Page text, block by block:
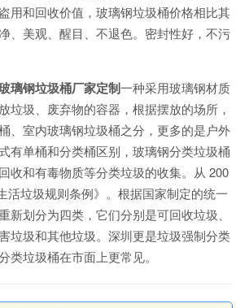
用和回收价值，玻璃钢垃圾桶价格相比其
、美观、醒目、不退色。密封性好，不污
璃钢垃圾桶厂家定制一种采用玻璃钢材质
垃圾、废弃物的容器，根据摆放的场所，
、室内玻璃钢垃圾桶之分，更多的是户外
有单桶和分类桶区别，玻璃钢分类垃圾桶
收和有毒物质等分类垃圾的收集。从 200
活垃圾规则条例》。根据国家制定的统一
新划分为四类，它们分别是可回收垃圾、
垃圾和其他垃圾。深圳更是垃圾强制分类
类垃圾桶在市面上更常见。